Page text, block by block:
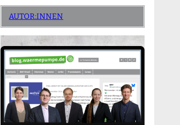
AUTOR:INNEN